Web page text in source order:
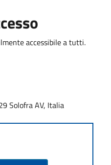
accessibile a tutti.
Solofra AV, Italia